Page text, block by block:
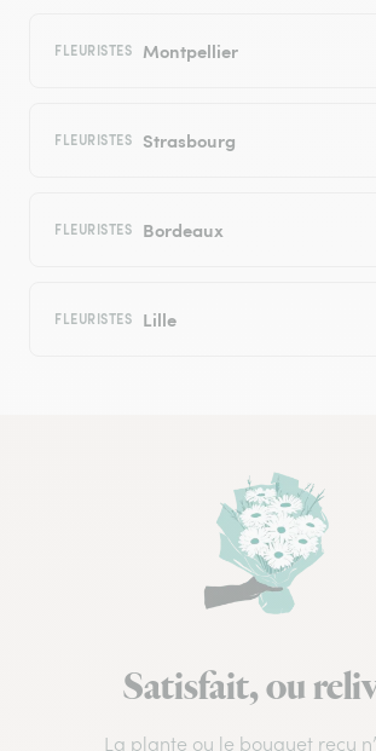
FLEURISTES Montpellier
FLEURISTES Strasbourg
FLEURISTES Bordeaux
FLEURISTES Lille
Satisfait, ou
La plante ou le bouquet reçu